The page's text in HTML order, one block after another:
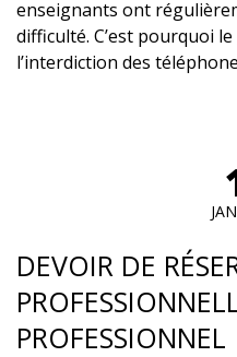
enseignants ont
difficulté. C’est pourquoi
l’interdiction des
DEVOIR DE
PROFESSIONNEL